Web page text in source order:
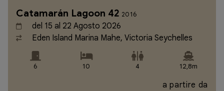
Catamarán Lagoon 42 2016
del 15 al 22 Agosto 2026
Eden Island Marina Mahe, Victoria Seychelles
6 10 4 12,8m
a partire da